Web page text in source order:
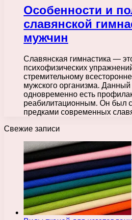
Особенности и
славянской
мужчин
Славянская гимнастика —
психофизических
стремительному
мужского организма. Данный
одновременно есть
реабилитационным. Он был
предками современных
Свежие записи